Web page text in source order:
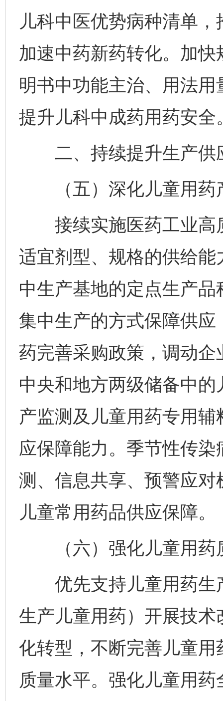
儿科中医优势病种清单
加速中药新药转化。加
明书中功能主治、用法
提升儿科中成药用药安全
二、持续提升生产供
（五）深化儿童用药
接续实施医药工业高
适宜剂型、规格的供给
中生产基地的定点生产
集中生产的方式保障供
药完善采购政策，调动
中央和地方两级储备中
产监测及儿童用药专用
应保障能力。季节性传
测、信息共享、预警应
儿童常用药品供应保障。
（六）强化儿童用药
优先支持儿童用药生
生产儿童用药）开展技
化转型，不断完善儿童
质量水平。强化儿童用